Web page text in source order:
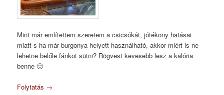
Mint már említettem szeretem a csicsókát, jótékony hatásai
miatt s ha már burgonya helyett használható, akkor miért is ne
lehetne belőle fánkot sütni? Rögvest kevesebb lesz a kalória
benne 🙂
Folytatás →